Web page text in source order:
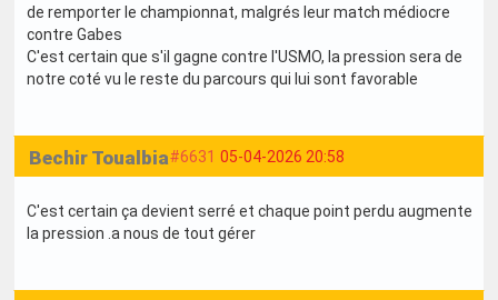
de remporter le championnat, malgrés leur match médiocre
contre Gabes
C'est certain que s'il gagne contre l'USMO, la pression sera de
notre coté vu le reste du parcours qui lui sont favorable
#6631 05-04-2026 20:58
Bechir Toualbia
C'est certain ça devient serré et chaque point perdu augmente
la pression .a nous de tout gérer